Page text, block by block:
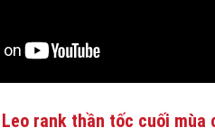
rank thần tốc cuối